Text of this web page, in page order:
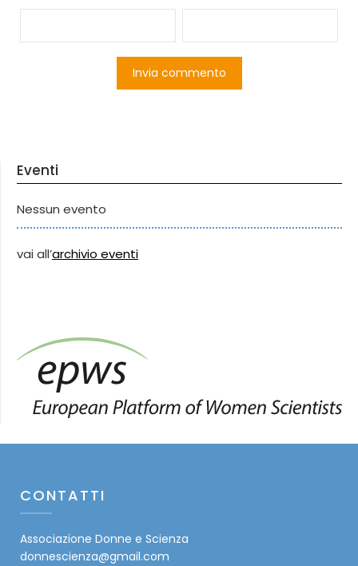
Eventi
Nessun evento
vai all’archivio eventi
CONTATTI
Associazione Donne e Scienza
donnescienza@gmail.com